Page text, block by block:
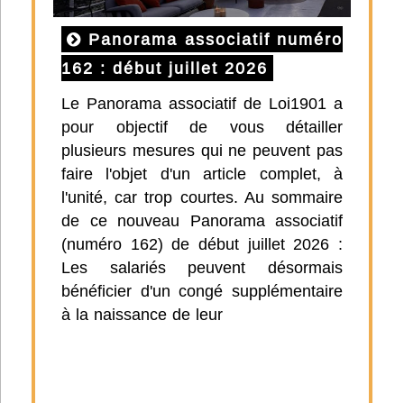
Panorama associatif numéro
162 : début juillet 2026
Le Panorama associatif de Loi1901 a
pour objectif de vous détailler
plusieurs mesures qui ne peuvent pas
faire l'objet d'un article complet, à
l'unité, car trop courtes. Au sommaire
de ce nouveau Panorama associatif
(numéro 162) de début juillet 2026 :
Les salariés peuvent désormais
bénéficier d'un congé supplémentaire
à la naissance de leur